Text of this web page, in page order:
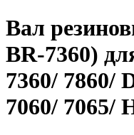
Вал
BR-7360)
7360/ 7860/
7060/ 7065/